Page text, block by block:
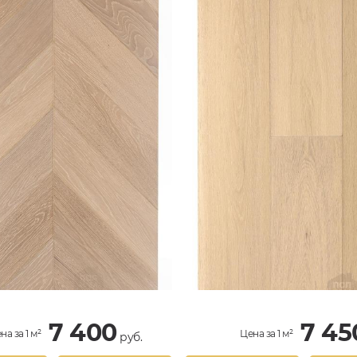
за 1 м² 7 400руб. Цена за 1 м² 7